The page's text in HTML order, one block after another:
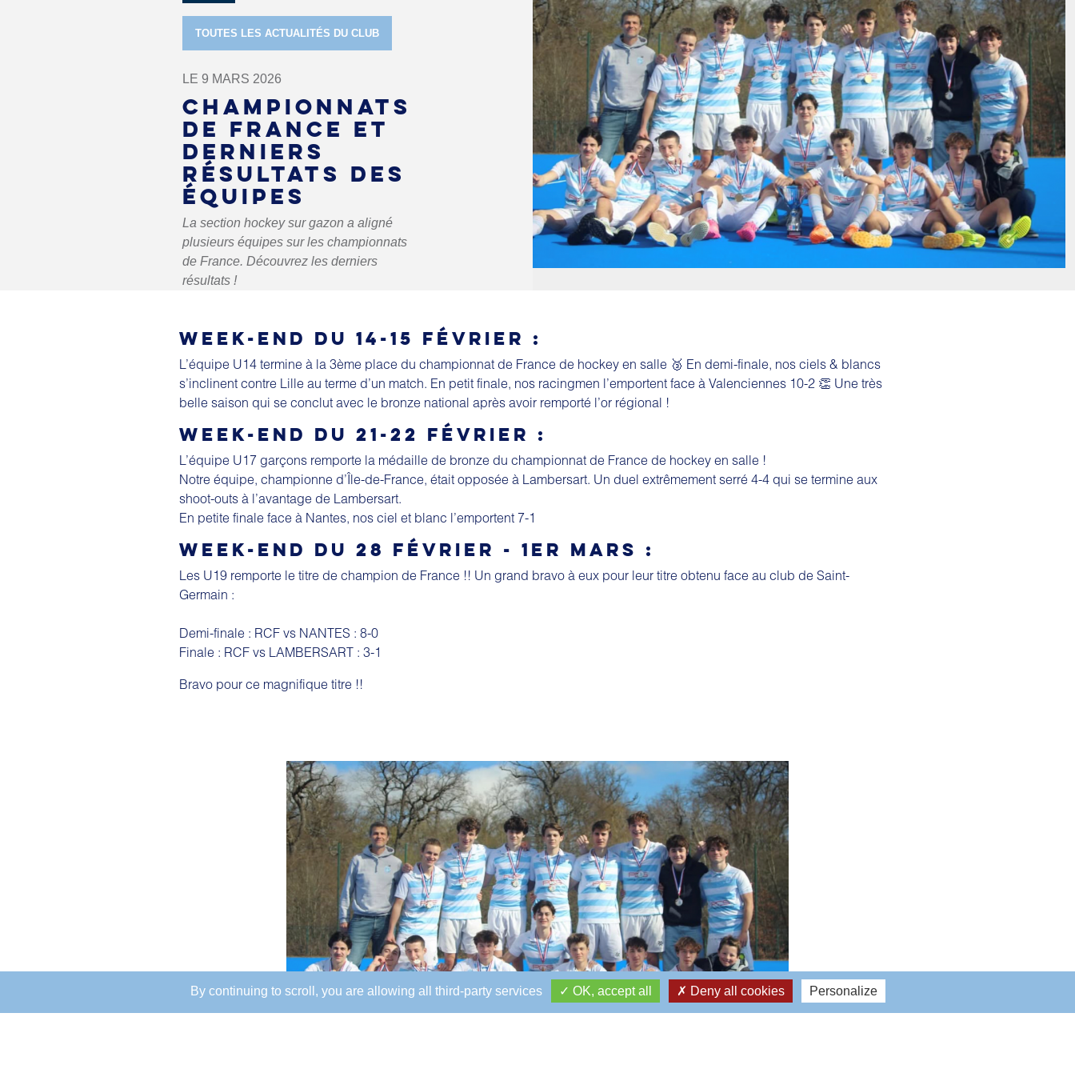
TOUTES LES ACTUALITÉS DU CLUB
LE 9 MARS 2026
CHAMPIONNATS
DE FRANCE ET
DERNIERS
RÉSULTATS DES
ÉQUIPES
La section hockey sur gazon a aligné
plusieurs équipes sur les championnats
de France. Découvrez les derniers
résultats !
WEEK-END DU 14-15 FÉVRIER :
L’équipe U14 termine à la 3ème place du championnat de France de hockey en salle 🥉 En demi-finale, nos ciels & blancs
s’inclinent contre Lille au terme d’un match. En petit finale, nos racingmen l’emportent face à Valenciennes 10-2 👏 Une très
belle saison qui se conclut avec le bronze national après avoir remporté l’or régional !
WEEK-END DU 21-22 FÉVRIER :
L’équipe U17 garçons remporte la médaille de bronze du championnat de France de hockey en salle !
Notre équipe, championne d’Île-de-France, était opposée à Lambersart. Un duel extrêmement serré 4-4 qui se termine aux
shoot-outs à l’avantage de Lambersart.
En petite finale face à Nantes, nos ciel et blanc l’emportent 7-1
WEEK-END DU 28 FÉVRIER - 1ER MARS :
Les U19 remporte le titre de champion de France !! Un grand bravo à eux pour leur titre obtenu face au club de Saint-
Germain :
Demi-finale : RCF vs NANTES : 8-0
Finale : RCF vs LAMBERSART : 3-1
Bravo pour ce magnifique titre !!
By continuing to scroll, you are allowing all third-party services OK, accept all Deny all cookies Personalize